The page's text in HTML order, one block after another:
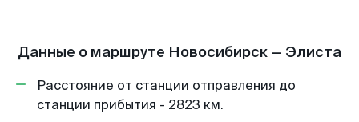
Данные о маршруте Новосибирск — Элиста
Расстояние от станции отправления до
станции прибытия - 2823 км.